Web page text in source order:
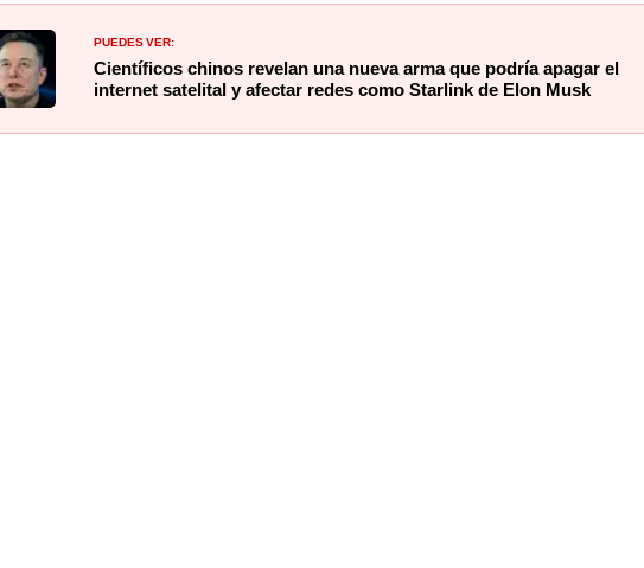
PUEDES VER:
Científicos chinos revelan una nueva arma que podría apagar el
internet satelital y afectar redes como Starlink de Elon Musk